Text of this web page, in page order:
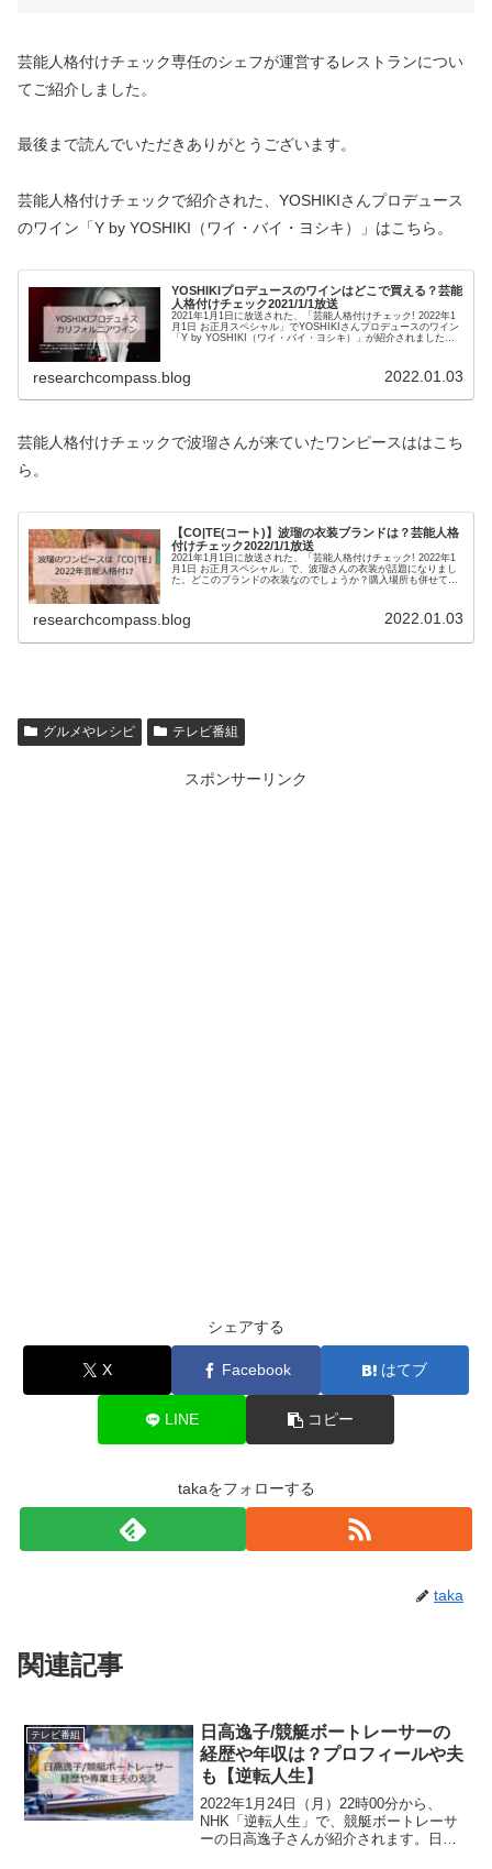
芸能人格付けチェック専任のシェフが運営するレストランについ
てご紹介しました。
最後まで読んでいただきありがとうございます。
芸能人格付けチェックで紹介された、YOSHIKIさんプロデュース
のワイン「Y by YOSHIKI（ワイ・バイ・ヨシキ）」はこちら。
YOSHIKIプロデュースのワインはどこで買える？芸能
人格付けチェック2021/1/1放送
2021年1月1日に放送された、「芸能人格付けチェック! 2022年1
月1日 お正月スペシャル」でYOSHIKIさんプロデュースのワイン
「Y by YOSHIKI（ワイ・バイ・ヨシキ）」が紹介されました。
researchcompass.blog 2022.01.03
芸能人格付けチェックで波瑠さんが来ていたワンピースははこち
ら。
【CO|TE(コート)】波瑠の衣装ブランドは？芸能人格
付けチェック2022/1/1放送
2021年1月1日に放送された、「芸能人格付けチェック! 2022年1
月1日 お正月スペシャル」で、波瑠さんの衣装が話題になりまし
た。どこのブランドの衣装なのでしょうか？購入場所も併せてご
researchcompass.blog 2022.01.03
グルメやレシピ テレビ番組
スポンサーリンク
シェアする
X Facebook はてブ
LINE コピー
takaをフォローする
taka
関連記事
テレビ番組
日高逸子/競艇ボートレーサーの
経歴や年収は？プロフィールや夫
も【逆転人生】
2022年1月24日（月）22時00分から、
NHK「逆転人生」で、競艇ボートレーサ
ーの日高逸子さんが紹介されます。日高